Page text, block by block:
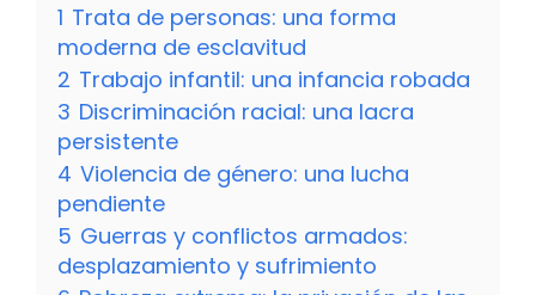
1 Trata de personas: una forma
moderna de esclavitud
2 Trabajo infantil: una infancia robada
3 Discriminación racial: una lacra
persistente
4 Violencia de género: una lucha
pendiente
5 Guerras y conflictos armados:
desplazamiento y sufrimiento